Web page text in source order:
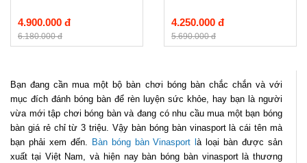
4.900.000 đ
6.180.000 đ
4.250.000 đ
5.690.000 đ
Bạn đang cần mua một bộ bàn chơi bóng bàn chắc chắn và với
mục đích đánh bóng bàn để rèn luyện sức khỏe, hay bạn là người
vừa mới tập chơi bóng bàn và đang có nhu cầu mua một bạn bóng
bàn giá rẻ chỉ từ 3 triệu. Vậy bàn bóng bàn vinasport là cái tên mà
bạn phải xem đến. Bàn bóng bàn Vinasport là loại bàn được sản
xuất tại Việt Nam, và hiện nay bàn bóng bàn vinasport là thương